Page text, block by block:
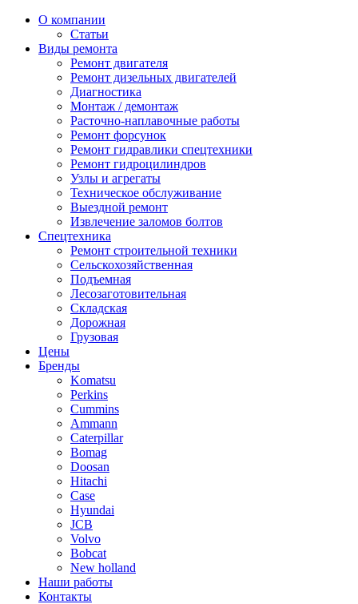
О компании
Статьи
Виды ремонта
Ремонт двигателя
Ремонт дизельных двигателей
Диагностика
Монтаж / демонтаж
Расточно-наплавочные работы
Ремонт форсунок
Ремонт гидравлики спецтехники
Ремонт гидроцилиндров
Узлы и агрегаты
Техническое обслуживание
Выездной ремонт
Извлечение заломов болтов
Спецтехника
Ремонт строительной техники
Сельскохозяйственная
Подъемная
Лесозаготовительная
Складская
Дорожная
Грузовая
Цены
Бренды
Komatsu
Perkins
Cummins
Ammann
Caterpillar
Bomag
Doosan
Hitachi
Case
Hyundai
JCB
Volvo
Bobcat
New holland
Наши работы
Контакты